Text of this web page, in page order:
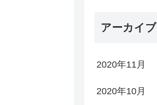
アーカイブ
2020年11月
2020年10月